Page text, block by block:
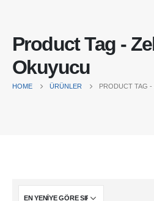
Product Tag -
Okuyucu
HOME ÜRÜNLER PRODUCT TAG -